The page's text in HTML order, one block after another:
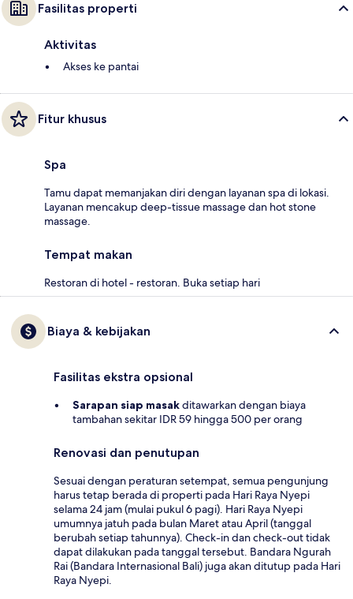
Fasilitas properti
Aktivitas
Akses ke pantai
Fitur khusus
Spa
Tamu dapat memanjakan diri dengan layanan spa di lokasi.
Layanan mencakup deep-tissue massage dan hot stone
massage.
Tempat makan
Restoran di hotel - restoran. Buka setiap hari
Biaya & kebijakan
Fasilitas ekstra opsional
Sarapan siap masakditawarkan dengan biaya
tambahan sekitar IDR 59 hingga 500 per orang
Renovasi dan penutupan
Sesuai dengan peraturan setempat, semua pengunjung
harus tetap berada di properti pada Hari Raya Nyepi
selama 24 jam (mulai pukul 6 pagi). Hari Raya Nyepi
umumnya jatuh pada bulan Maret atau April (tanggal
berubah setiap tahunnya). Check-in dan check-out tidak
dapat dilakukan pada tanggal tersebut. Bandara Ngurah
Rai (Bandara Internasional Bali) juga akan ditutup pada Hari
Raya Nyepi.